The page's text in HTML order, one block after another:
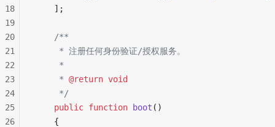
    ];
    /**
     * 注册任何身份验证/授权服务。
     *
     *
@return void
     */
    public
function boot ()
    {
18
19
20
21
22
23
24
25
26